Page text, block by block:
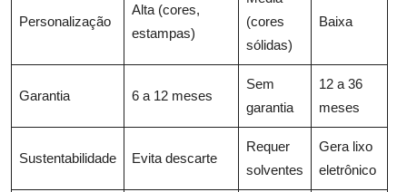
Personalização
Alta (cores,
estampas)
(cores
sólidas)
Baixa
Garantia 6 a 12 meses
Sem
garantia
12 a 36
meses
Sustentabilidade Evita descarte
Requer
solventes
Gera lixo
eletrônico